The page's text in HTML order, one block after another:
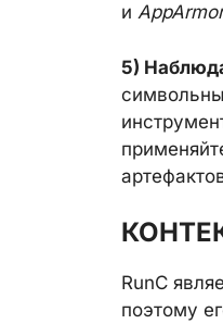
и AppArmor
5)
RunC
поэтому